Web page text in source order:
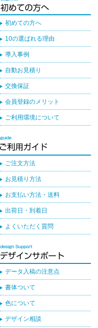
初めての方へ
10の選ばれる理由
導入事例
自動お見積り
交換保証
会員登録のメリット
ご利用環境について
ご注文方法
お見積り方法
お支払い方法・送料
出荷日・到着日
よくいただく質問
データ入稿の注意点
書体ついて
色について
デザイン相談